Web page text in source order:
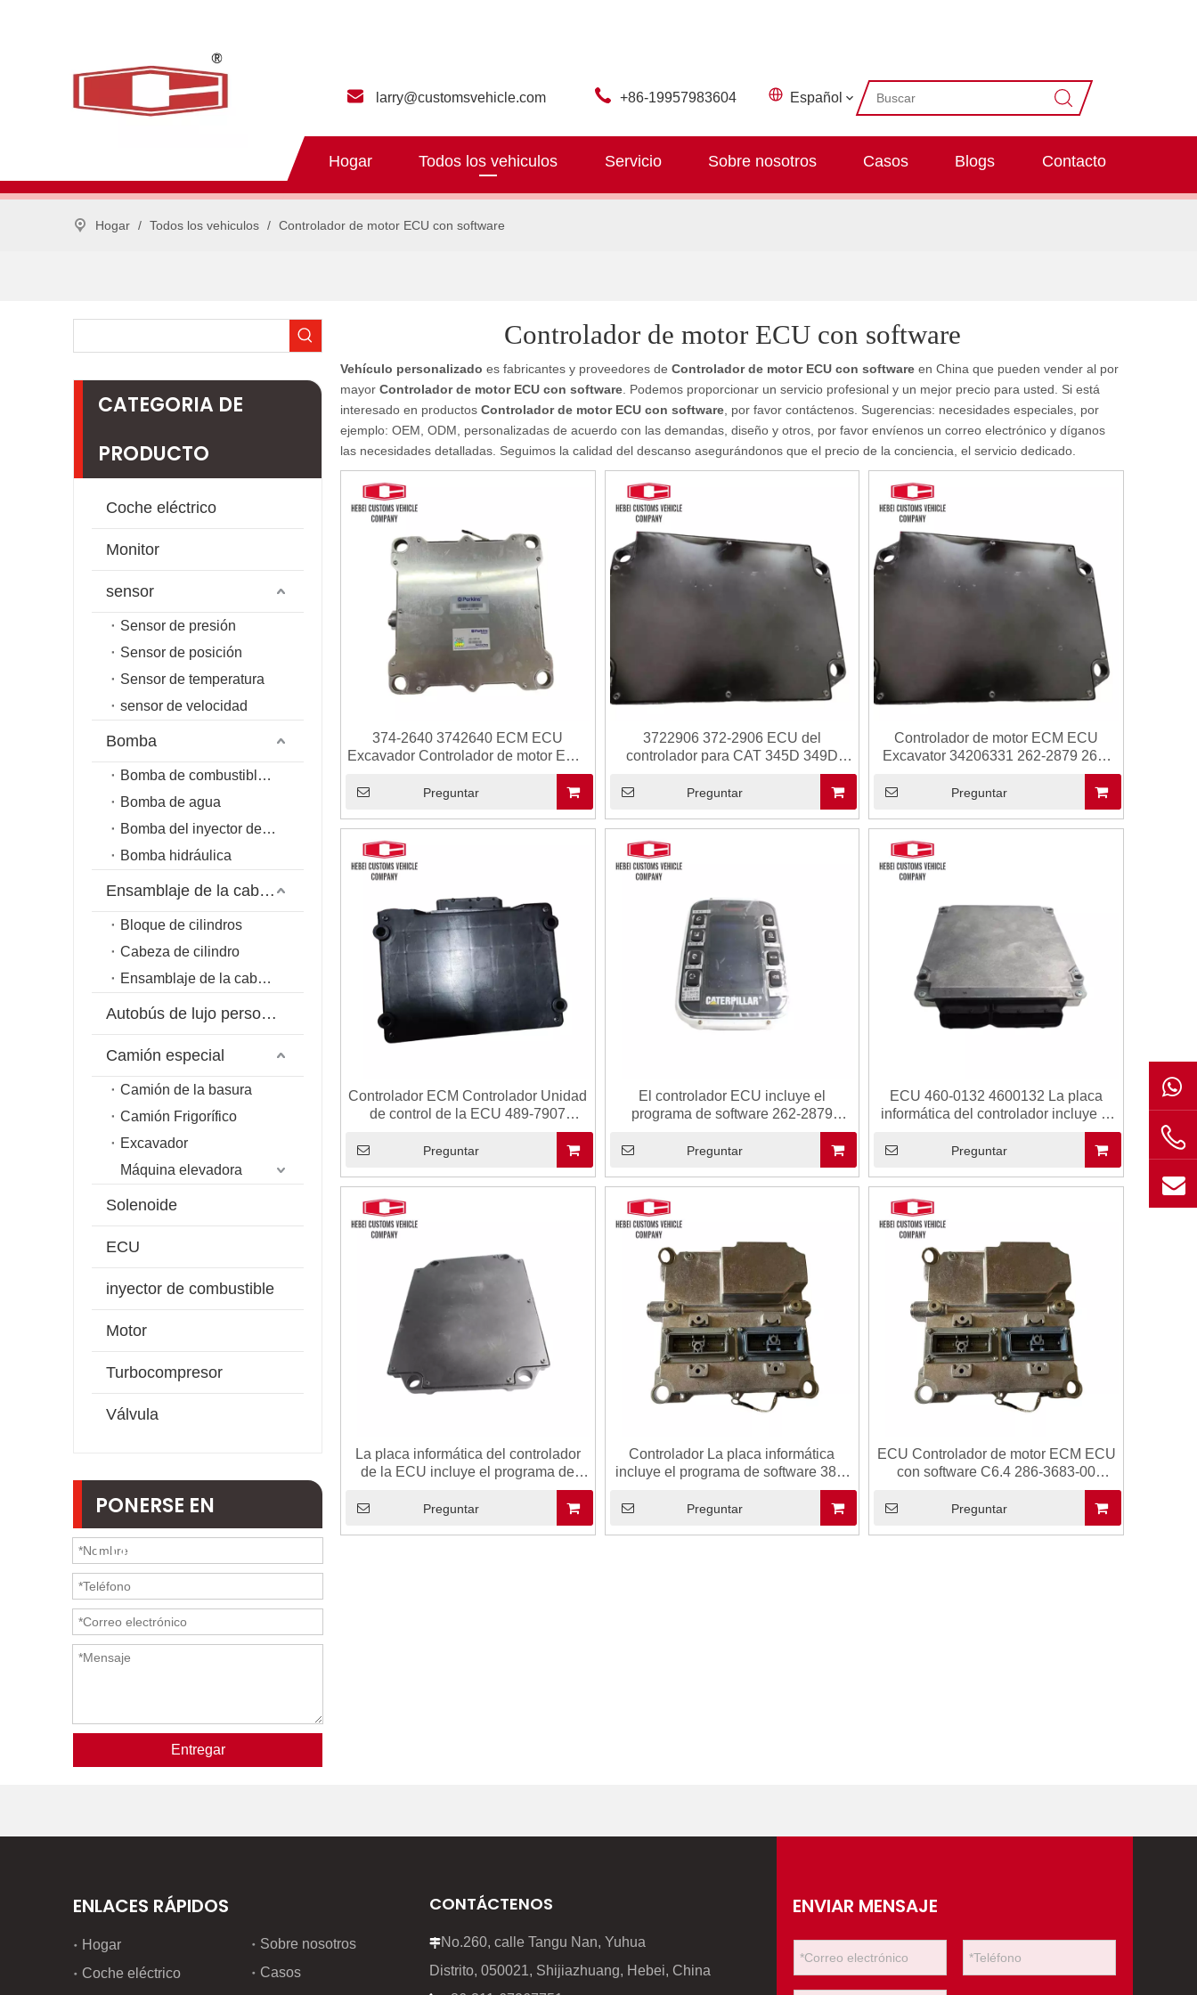
larry@customsvehicle.com +86-19957983604 Español
Hogar Todos los vehiculos Servicio Sobre nosotros Casos Blogs Contacto
Hogar / Todos los vehiculos / Controlador de motor ECU con software
CATEGORIA DE
PRODUCTO
Coche eléctrico
Monitor
sensor
Sensor de presión
Sensor de posición
Sensor de temperatura
sensor de velocidad
Bomba
Bomba de combustible de riel común
Bomba de agua
Bomba del inyector de combustible
Bomba hidráulica
Ensamblaje de la cabeza del cilindro
Bloque de cilindros
Cabeza de cilindro
Ensamblaje de la cabeza del cilindro
Autobús de lujo personalizado
Camión especial
Camión de la basura
Camión Frigorífico
Excavador
Máquina elevadora
Solenoide
ECU
inyector de combustible
Motor
Turbocompresor
Válvula
PONERSE EN
CONTACTO
Entregar
Controlador de motor ECU con software
Vehículo personalizado es fabricantes y proveedores de Controlador de motor ECU con software en China que pueden vender al por
mayor Controlador de motor ECU con software . Podemos proporcionar un servicio profesional y un mejor precio para usted. Si está
interesado en productos Controlador de motor ECU con software , por favor contáctenos. Sugerencias: necesidades especiales, por
ejemplo: OEM, ODM, personalizadas de acuerdo con las demandas, diseño y otros, por favor envíenos un correo electrónico y díganos
las necesidades detalladas. Seguimos la calidad del descanso asegurándonos que el precio de la conciencia, el servicio dedicado.
374-2640 3742640 ECM ECU
Excavador Controlador de motor ECM
C7.1 374-2640 3742640 para CAT
Preguntar
3722906 372-2906 ECU del
controlador para CAT 345D 349D
Módulo de computadora electrónico
Preguntar
Controlador de motor ECM ECU
Excavator 34206331 262-2879 262-
2879-01 para CAT 325D E324D
E329D C7 C9 Módulo de
computadora electrónico ECU
Preguntar
Controlador ECM Controlador Unidad
de control de la ECU 489-7907
4897907 Para CAT incluye el
programa de software 4897907 para
CAT E320 E323 E330 E336 Módulo
de computadora electrónico de ECU
Preguntar
El controlador ECU incluye el
programa de software 262-2879
2622879 para CAT E330D E336D C9
C7 Módulo de computadora
electrónico Expander ECU Control
Preguntar
ECU 460-0132 4600132 La placa
informática del controlador incluye el
programa de software 262-2878
2622878 para CAT 320D2 330D2
Módulo de computadora electrónico
de ECU
Preguntar
La placa informática del controlador
de la ECU incluye el programa de
software 262-2878 2622878 para CAT
320D ECU 262-2878 26222878
Módulo de computadora electrónico
Preguntar
Controlador La placa informática
incluye el programa de software 386-
3444 3863444 para la unidad de
control de computadora CAT 320D
Controlador del motor para sistemas
Preguntar
ECU Controlador de motor ECM ECU
con software C6.4 286-3683-00
286368300 Para Cat 320D Control de
control de computadora Controlador
Preguntar
ENLACES RÁPIDOS
Hogar
Coche eléctrico
Sobre nosotros
Casos
CONTÁCTENOS
No.260, calle Tangu Nan, Yuhua
Distrito, 050021, Shijiazhuang, Hebei, China
ENVIAR MENSAJE